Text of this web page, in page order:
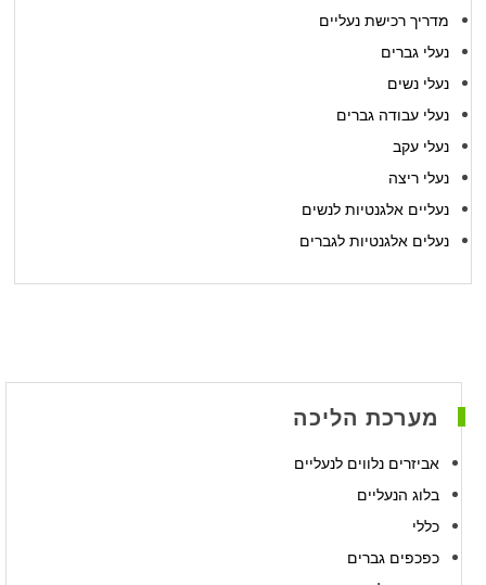
מדריך רכישת נעליים
נעלי גברים
נעלי נשים
נעלי עבודה גברים
נעלי עקב
נעלי ריצה
נעליים אלגנטיות לנשים
נעלים אלגנטיות לגברים
מערכת הליכה
אביזרים נלווים לנעליים
בלוג הנעליים
כללי
כפכפים גברים